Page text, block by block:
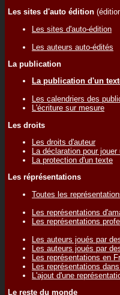
Les sites d'auto édition
Les sites d'auto-édition
Les auteurs auto-édités
La publication
La publication d'un
Les calendriers des
L'écriture sur mesure
Les droits
Les droits d'auteur
La déclaration pour
La protection d'un texte
Les réprésentations
Toutes les
Les représentations
Les représentations
Les auteurs joués par
Les auteurs joués par
Les représentations en
Les représentations
L'ajout d'une
Le reste du monde